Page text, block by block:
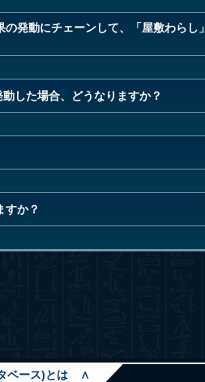
発動にチェーンして、「屋敷わらし」
した場合、どうなりますか？
すか？
ベース)とは ∧